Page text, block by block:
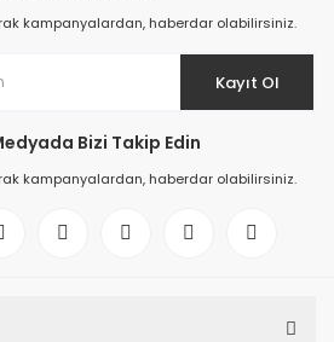
kampanyalardan, haberdar olabilirsiniz.
Kayıt Ol
Bizi Takip Edin
kampanyalardan, haberdar olabilirsiniz.